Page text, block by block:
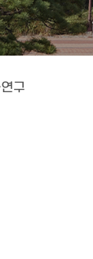
구